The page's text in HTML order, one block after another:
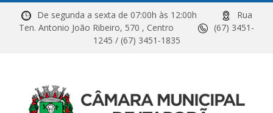
De segunda a sexta de 07:00h às 12:00h
Rua
Ten. Antonio João Ribeiro, 570 , Centro
(67) 3451-
1245 / (67) 3451-1835